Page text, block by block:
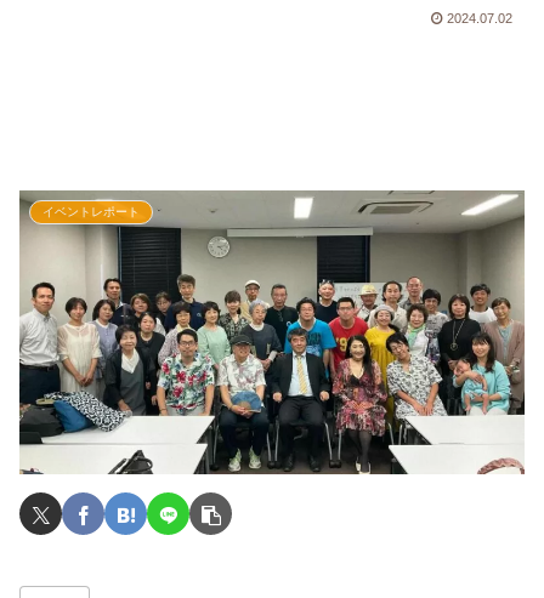
2024.07.02
イベントレポート